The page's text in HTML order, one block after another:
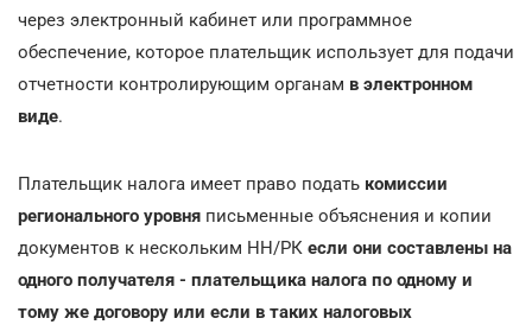
через электронный кабинет или программное
обеспечение, которое плательщик использует для подачи
отчетности контролирующим органам в электронном
виде.
Плательщик налога имеет право подать комиссии
регионального уровня письменные объяснения и копии
документов к нескольким НН/РК если они составлены на
одного получателя - плательщика налога по одному и
тому же договору или если в таких налоговых